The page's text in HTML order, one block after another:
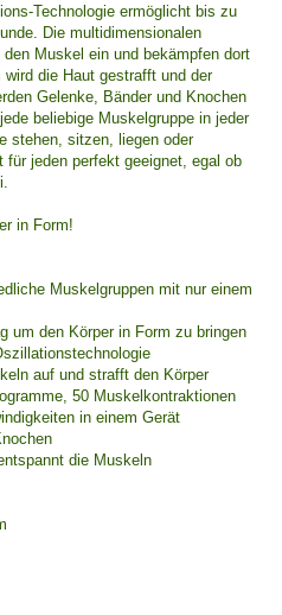
Technologie ermöglicht bis zu
Die multidimensionalen
Muskel ein und bekämpfen dort
die Haut gestrafft und der
Gelenke, Bänder und Knochen
beliebige Muskelgruppe in jeder
stehen, sitzen, liegen oder
jeden perfekt geeignet, egal ob
in Form!
Muskelgruppen mit nur einem
um den Körper in Form zu bringen
auf und strafft den Körper
50 Muskelkontraktionen
in einem Gerät
die Muskeln